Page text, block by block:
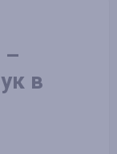
–
в